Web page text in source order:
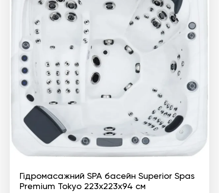
Гідромасажний SPA басейн Superior Spas
Premium Tokyo 223x223x94 см